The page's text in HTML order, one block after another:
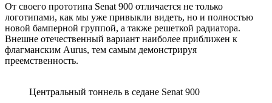
От своего прототипа Senat 900 отличается не только
логотипами, как мы уже привыкли видеть, но и полностью
новой бамперной группой, а также решеткой радиатора.
Внешне отечественный вариант наиболее приближен к
флагманским Aurus, тем самым демонстрируя
преемственность.
Центральный тоннель в седане Senat 900